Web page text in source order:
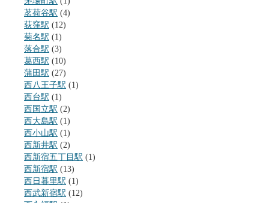
茗荷谷駅 (4)
荻窪駅 (12)
菊名駅 (1)
落合駅 (3)
葛西駅 (10)
蒲田駅 (27)
西八王子駅 (1)
西台駅 (1)
西国立駅 (2)
西大島駅 (1)
西小山駅 (1)
西新井駅 (2)
西新宿五丁目駅 (1)
西新宿駅 (13)
西日暮里駅 (1)
西武新宿駅 (12)